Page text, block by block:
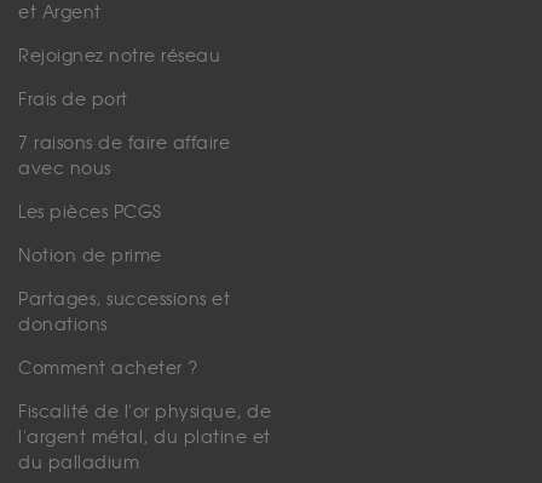
et Argent
Rejoignez notre réseau
Frais de port
7 raisons de faire affaire
avec nous
Les pièces PCGS
Notion de prime
Partages, successions et
donations
Comment acheter ?
Fiscalité de l'or physique, de
l'argent métal, du platine et
du palladium